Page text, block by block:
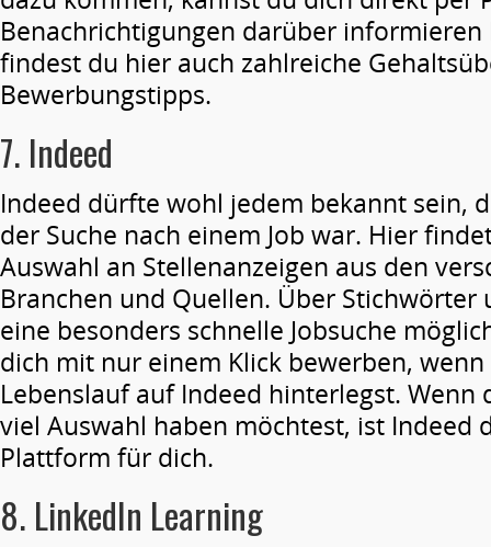
Benachrichtigungen darüber informieren
findest du hier auch zahlreiche
Bewerbungstipps.
7. Indeed
Indeed dürfte wohl jedem bekannt sein,
der Suche nach einem Job war. Hier
Auswahl an Stellenanzeigen aus den
Branchen und Quellen. Über Stichwörter
eine besonders schnelle Jobsuche
dich mit nur einem Klick bewerben,
Lebenslauf auf Indeed hinterlegst. Wenn
viel Auswahl haben möchtest, ist Indeed
Plattform für dich.
8. LinkedIn Learning